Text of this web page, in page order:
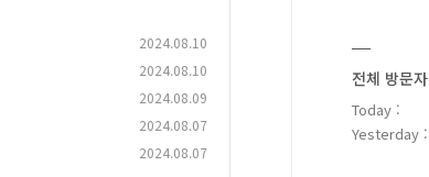
2024.08.10
2024.08.10
2024.08.09
2024.08.07
2024.08.07
전체 방문자
Today :
Yesterday :